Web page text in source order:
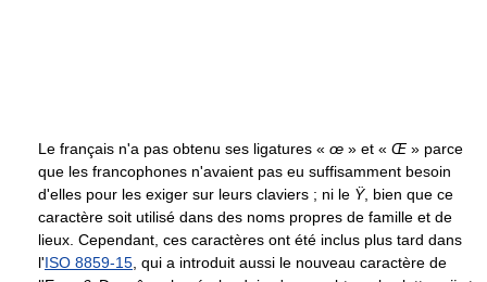
Le français n'a pas obtenu ses ligatures « œ » et « Œ » parce
que les francophones n'avaient pas eu suffisamment besoin
d'elles pour les exiger sur leurs claviers ; ni le Ÿ, bien que ce
caractère soit utilisé dans des noms propres de famille et de
lieux. Cependant, ces caractères ont été inclus plus tard dans
l'ISO 8859-15 , qui a introduit aussi le nouveau caractère de